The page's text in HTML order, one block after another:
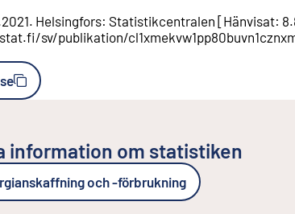
. Helsingfors: Statistikcentralen [Hänvisat:
sv/publikation/
information om statistiken
och -förbrukning